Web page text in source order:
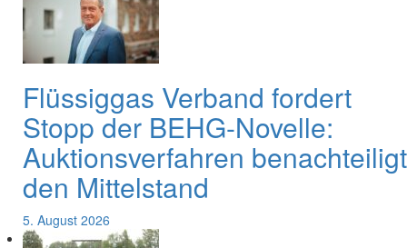
Flüssiggas Verband fordert
Stopp der BEHG-Novelle:
Auktionsverfahren benachteiligt
den Mittelstand
5. August 2026